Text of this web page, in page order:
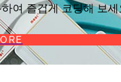
여 즐겁게 코딩해 보세